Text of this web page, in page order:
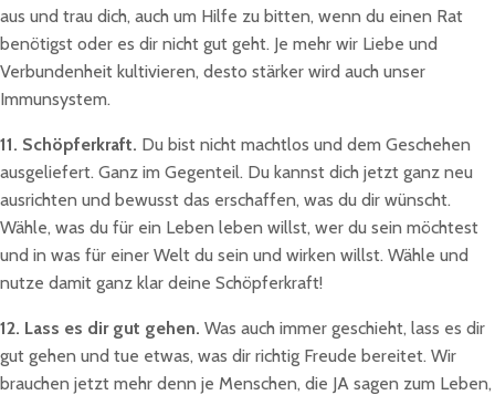
aus und trau dich, auch um Hilfe zu bitten, wenn du einen Rat
benötigst oder es dir nicht gut geht. Je mehr wir Liebe und
Verbundenheit kultivieren, desto stärker wird auch unser
Immunsystem.
11. Schöpferkraft. Du bist nicht machtlos und dem Geschehen
ausgeliefert. Ganz im Gegenteil. Du kannst dich jetzt ganz neu
ausrichten und bewusst das erschaffen, was du dir wünscht.
Wähle, was du für ein Leben leben willst, wer du sein möchtest
und in was für einer Welt du sein und wirken willst. Wähle und
nutze damit ganz klar deine Schöpferkraft!
12. Lass es dir gut gehen. Was auch immer geschieht, lass es dir
gut gehen und tue etwas, was dir richtig Freude bereitet. Wir
brauchen jetzt mehr denn je Menschen, die JA sagen zum Leben,